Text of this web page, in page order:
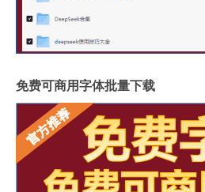
免费可商用字体批量下载